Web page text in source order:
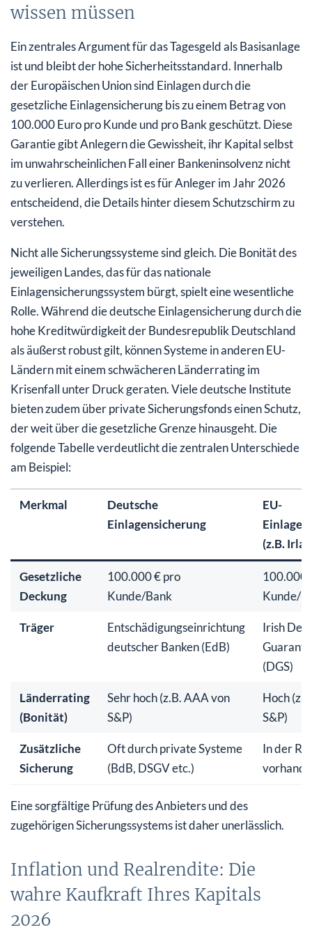
wissen müssen
Ein zentrales Argument für das Tagesgeld als Basisanlage
ist und bleibt der hohe Sicherheitsstandard. Innerhalb
der Europäischen Union sind Einlagen durch die
gesetzliche Einlagensicherung bis zu einem Betrag von
100.000 Euro pro Kunde und pro Bank geschützt. Diese
Garantie gibt Anlegern die Gewissheit, ihr Kapital selbst
im unwahrscheinlichen Fall einer Bankeninsolvenz nicht
zu verlieren. Allerdings ist es für Anleger im Jahr 2026
entscheidend, die Details hinter diesem Schutzschirm zu
verstehen.
Nicht alle Sicherungssysteme sind gleich. Die Bonität des
jeweiligen Landes, das für das nationale
Einlagensicherungssystem bürgt, spielt eine wesentliche
Rolle. Während die deutsche Einlagensicherung durch die
hohe Kreditwürdigkeit der Bundesrepublik Deutschland
als äußerst robust gilt, können Systeme in anderen EU-
Ländern mit einem schwächeren Länderrating im
Krisenfall unter Druck geraten. Viele deutsche Institute
bieten zudem über private Sicherungsfonds einen Schutz,
der weit über die gesetzliche Grenze hinausgeht. Die
folgende Tabelle verdeutlicht die zentralen Unterschiede
am Beispiel:
Merkmal
Deutsche
Einlagensicherung
EU-
(z.B.
Gesetzliche
Deckung
100.000 € pro
Kunde/Bank
100.000
Kunde/
Träger
Entschädigungseinrichtung
deutscher Banken (EdB)
Irish
(DGS)
Länderrating
(Bonität)
Sehr hoch (z.B. AAA von
S&P)
Hoch
S&P)
Zusätzliche
Sicherung
Oft durch private Systeme
(BdB, DSGV etc.)
In der
Eine sorgfältige Prüfung des Anbieters und des
zugehörigen Sicherungssystems ist daher unerlässlich.
Inflation und Realrendite: Die
wahre Kaufkraft Ihres Kapitals
2026